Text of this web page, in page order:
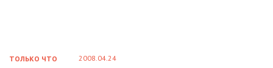
ТОЛЬКО ЧТО 2008.04.24